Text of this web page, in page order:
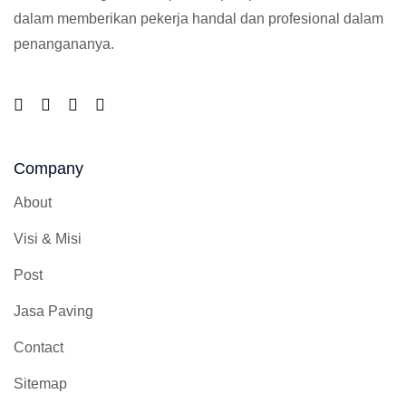
dalam memberikan pekerja handal dan profesional dalam
penangananya.
Company
About
Visi & Misi
Post
Jasa Paving
Contact
Sitemap